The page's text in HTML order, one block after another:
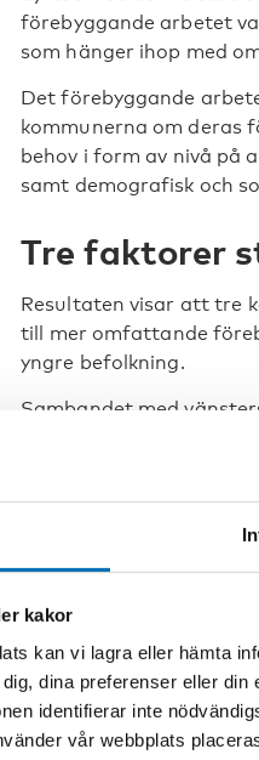
kakor
kan vi lagra eller hämta
dina preferenser eller
identifierar inte
vår webbplats
förebyggande arbetet
som hänger ihop med
Det förebyggande
kommunerna om deras
behov i form av nivå på
samt demografisk och
Tre faktorer
Resultaten visar att tre
till mer omfattande
yngre befolkning.
Sambandet med
skiljelinje i synen på
– Politiker på
som kräver restriktiva
individens ansvar,
Större
Att större kommuner
större administrativa
förebyggande är
insatser riktar sig mot